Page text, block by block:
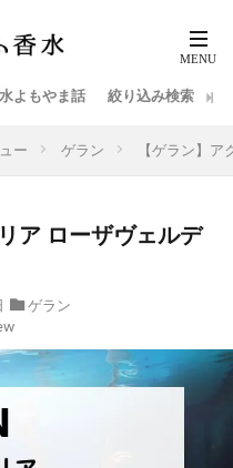
よもやま話 絞り込み検索
ー ゲラン 【ゲラン】
ア ローザヴェルデ
ゲラン